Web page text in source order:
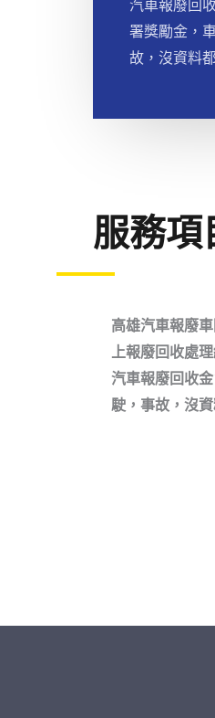
汽車報廢回
署獎勵金，
故，沒資料
服務項
高雄汽車報廢
上報廢回收處
汽車報廢回收
駛，事故，沒